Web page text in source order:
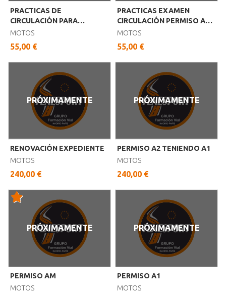
PRACTICAS DE
CIRCULACIÓN PARA
MOTOS
55,00 €
PRACTICAS EXAMEN
CIRCULACIÓN PERMISO A1
A2
MOTOS
55,00 €
PRÓXIMAMENTE
RENOVACIÓN EXPEDIENTE
MOTOS
240,00 €
PRÓXIMAMENTE
PERMISO A2 TENIENDO A1
MOTOS
240,00 €
PRÓXIMAMENTE
PERMISO AM
MOTOS
PRÓXIMAMENTE
PERMISO A1
MOTOS